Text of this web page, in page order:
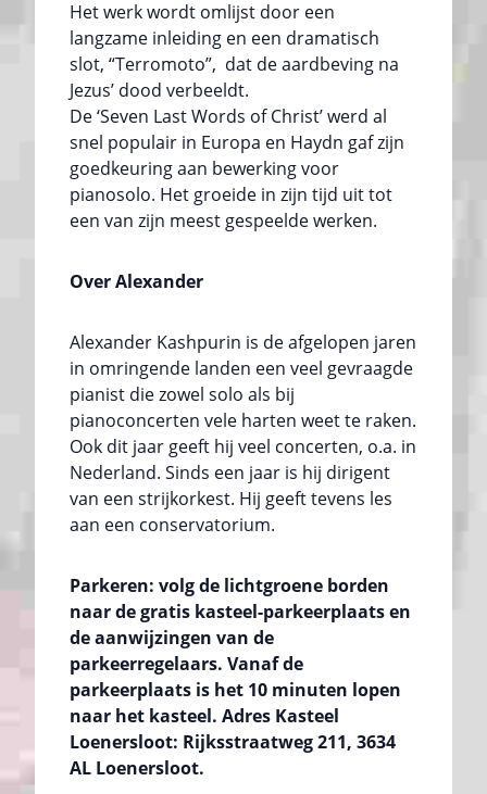
Het werk wordt omlijst door een
langzame inleiding en een dramatisch
slot, “Terromoto”, dat de aardbeving na
Jezus’ dood verbeeldt.
De ‘Seven Last Words of Christ’ werd al
snel populair in Europa en Haydn gaf zijn
goedkeuring aan bewerking voor
pianosolo. Het groeide in zijn tijd uit tot
een van zijn meest gespeelde werken.
Over Alexander
Alexander Kashpurin is de afgelopen jaren
in omringende landen een veel gevraagde
pianist die zowel solo als bij
pianoconcerten vele harten weet te raken.
Ook dit jaar geeft hij veel concerten, o.a. in
Nederland. Sinds een jaar is hij dirigent
van een strijkorkest. Hij geeft tevens les
aan een conservatorium.
Parkeren: volg de lichtgroene borden
naar de gratis kasteel-parkeerplaats en
de aanwijzingen van de
parkeerregelaars. Vanaf de
parkeerplaats is het 10 minuten lopen
naar het kasteel. Adres Kasteel
Loenersloot: Rijksstraatweg 211, 3634
AL Loenersloot.